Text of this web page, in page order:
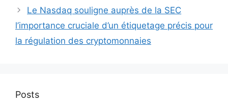
Le Nasdaq souligne auprès de la SEC
l’importance cruciale d’un étiquetage précis pour
la régulation des cryptomonnaies
Posts